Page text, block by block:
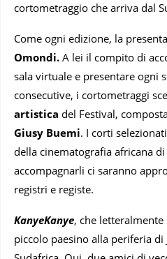
cortometraggio che arriva dal
Come ogni edizione, la
Omondi. A lei il compito di
sala virtuale e presentare ogni
consecutive, i cortometraggi
artistica del Festival,
Giusy Buemi. I corti
della cinematografia africana
accompagnarli ci saranno
registri e registe.
KanyeKanye, che letteralmente
piccolo paesino alla periferia di